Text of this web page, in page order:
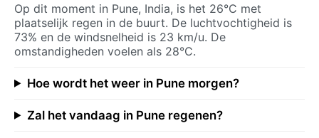
Op dit moment in Pune, India, is het 26°C met
plaatselijk regen in de buurt. De luchtvochtigheid is
73% en de windsnelheid is 23 km/u. De
omstandigheden voelen als 28°C.
Hoe wordt het weer in Pune morgen?
Zal het vandaag in Pune regenen?